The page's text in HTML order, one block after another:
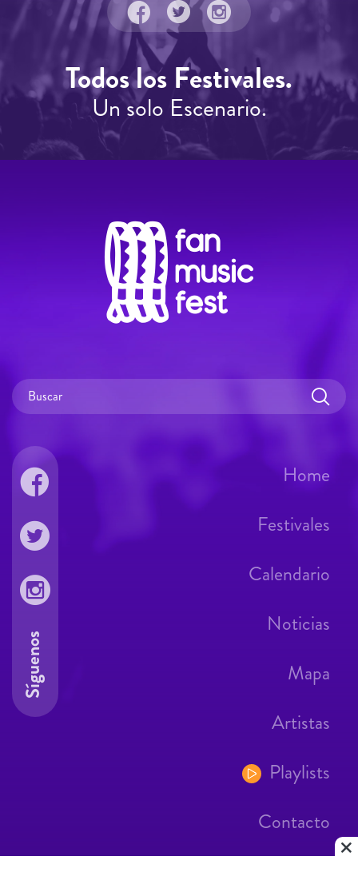
Todos los Festivales.
Un solo Escenario.
Home
Festivales
Calendario
Noticias
Mapa
Artistas
Playlists
Contacto
Síguenos